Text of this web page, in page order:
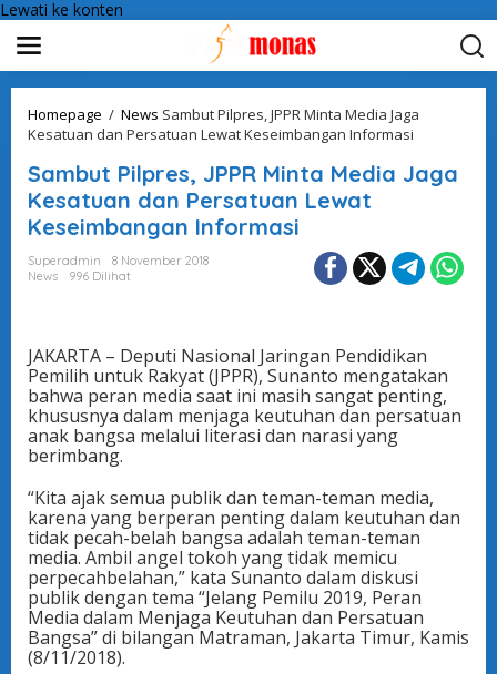
Lewati ke konten
Homepage / News Sambut Pilpres, JPPR Minta Media Jaga
Kesatuan dan Persatuan Lewat Keseimbangan Informasi
Sambut Pilpres, JPPR Minta Media Jaga
Kesatuan dan Persatuan Lewat
Keseimbangan Informasi
Superadmin
8 November 2018
News
996 Dilihat
JAKARTA – Deputi Nasional Jaringan Pendidikan
Pemilih untuk Rakyat (JPPR), Sunanto mengatakan
bahwa peran media saat ini masih sangat penting,
khususnya dalam menjaga keutuhan dan persatuan
anak bangsa melalui literasi dan narasi yang
berimbang.
“Kita ajak semua publik dan teman-teman media,
karena yang berperan penting dalam keutuhan dan
tidak pecah-belah bangsa adalah teman-teman
media. Ambil angel tokoh yang tidak memicu
perpecahbelahan,” kata Sunanto dalam diskusi
publik dengan tema “Jelang Pemilu 2019, Peran
Media dalam Menjaga Keutuhan dan Persatuan
Bangsa” di bilangan Matraman, Jakarta Timur, Kamis
(8/11/2018).